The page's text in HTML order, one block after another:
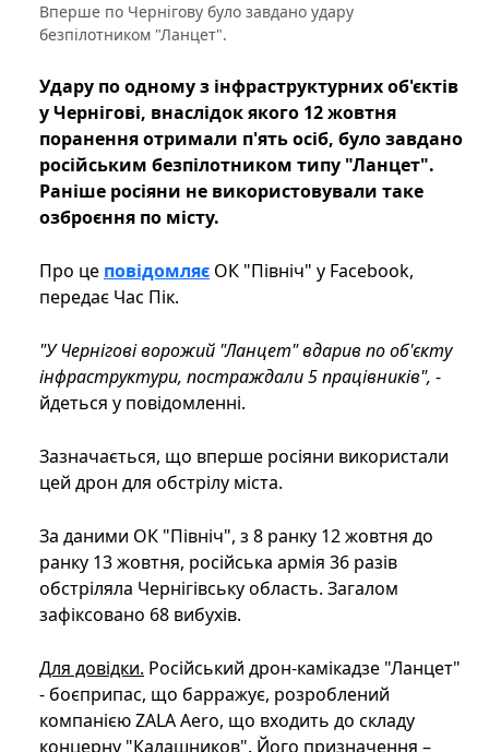
Вперше по Чернігову було завдано удару
безпілотником "Ланцет".
Удару по одному з інфраструктурних об'єктів
у Чернігові, внаслідок якого 12 жовтня
поранення отримали п'ять осіб, було завдано
російським безпілотником типу "Ланцет".
Раніше росіяни не використовували таке
озброєння по місту.
Про це повідомляє ОК "Північ" у Facebook,
передає Час Пік.
"У Чернігові ворожий "Ланцет" вдарив по об'єкту
інфраструктури, постраждали 5 працівників", -
йдеться у повідомленні.
Зазначається, що вперше росіяни використали
цей дрон для обстрілу міста.
За даними ОК "Північ", з 8 ранку 12 жовтня до
ранку 13 жовтня, російська армія 36 разів
обстріляла Чернігівську область. Загалом
зафіксовано 68 вибухів.
Для довідки. Російський дрон-камікадзе "Ланцет"
- боєприпас, що барражує, розроблений
компанією ZALA Aero, що входить до складу
концерну "Калашников". Його призначення –